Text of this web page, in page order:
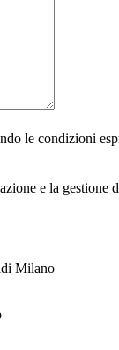
le condizioni
e la gestione